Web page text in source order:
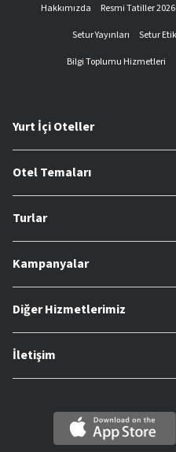
Hakkımızda Resmi Tatiller 2026
Setur Yayınları
Setur
Bilgi Toplumu Hizmetleri
Yurt İçi Oteller
Otel Temaları
Turlar
Kampanyalar
Diğer Hizmetlerimiz
İletişim